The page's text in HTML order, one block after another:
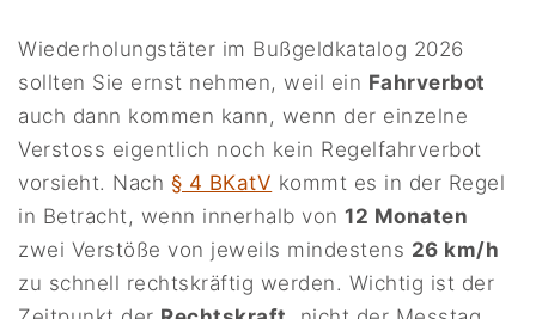
Wiederholungstäter im Bußgeldkatalog 2026
sollten Sie ernst nehmen, weil ein Fahrverbot
auch dann kommen kann, wenn der einzelne
Verstoss eigentlich noch kein Regelfahrverbot
vorsieht. Nach § 4 BKatV kommt es in der Regel
in Betracht, wenn innerhalb von12 Monaten
zwei Verstöße von jeweils mindestens 26 km/h
zu schnell rechtskräftig werden. Wichtig ist der